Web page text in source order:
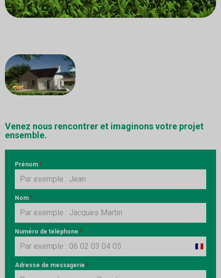
Venez nous rencontrer et imaginons votre projet
ensemble.
Prénom *
Nom *
Numéro de téléphone *
France
Adresse de messagerie *